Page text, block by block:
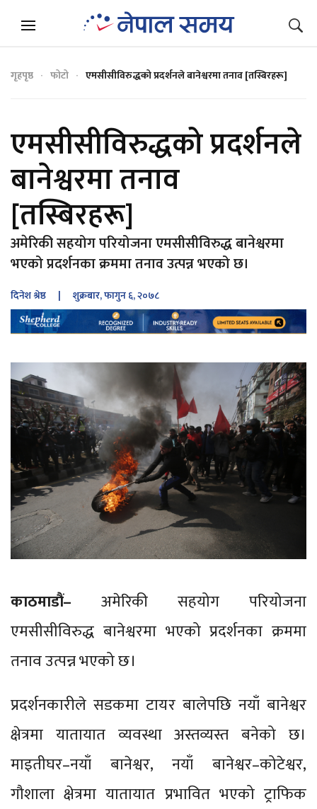
गृहपृष्ठ फोटो एमसीसीविरुद्धको प्रदर्शनले बानेश्वरमा तनाव [तस्बिरहरू]
एमसीसीविरुद्धको प्रदर्शनले
बानेश्वरमा तनाव
[तस्बिरहरू]
अमेरिकी सहयोग परियोजना एमसीसीविरुद्ध बानेश्वरमा
भएको प्रदर्शनका क्रममा तनाव उत्पन्न भएको छ।
दिनेश श्रेष्ठ | शुक्रबार, फागुन ६, २०७८
काठमाडौं– अमेरिकी सहयोग परियोजना
एमसीसीविरुद्ध बानेश्वरमा भएको प्रदर्शनका क्रममा
तनाव उत्पन्न भएको छ।
प्रदर्शनकारीले सडकमा टायर बालेपछि नयाँ बानेश्वर
क्षेत्रमा यातायात व्यवस्था अस्तव्यस्त बनेको छ।
माइतीघर–नयाँ बानेश्वर, नयाँ बानेश्वर–कोटेश्वर,
गौशाला क्षेत्रमा यातायात प्रभावित भएको ट्राफिक